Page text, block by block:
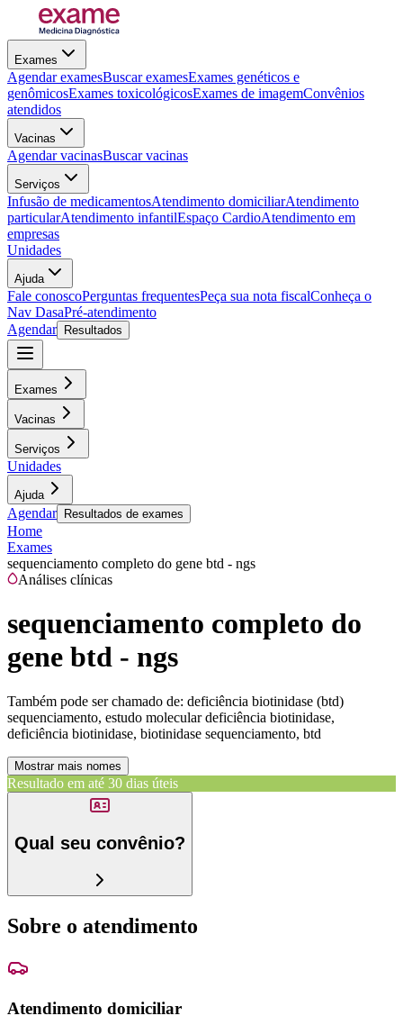
Exames
Agendar examesBuscar examesExames genéticos e
genômicosExames toxicológicosExames de imagemConvênios
atendidos
Vacinas
Agendar vacinasBuscar vacinas
Serviços
Infusão de medicamentosAtendimento domiciliarAtendimento
particularAtendimento infantilEspaço CardioAtendimento em
empresas
Unidades
Ajuda
Fale conoscoPerguntas frequentesPeça sua nota fiscalConheça o
Nav DasaPré-atendimento
Agendar
Resultados
Exames
Vacinas
Serviços
Unidades
Ajuda
Agendar Resultados de exames
Home
Exames
sequenciamento completo do gene btd - ngs
Análises clínicas
sequenciamento completo do
gene btd - ngs
Também pode ser chamado de: deficiência biotinidase (btd)
sequenciamento, estudo molecular deficiência biotinidase,
deficiência biotinidase, biotinidase sequenciamento, btd
Mostrar mais nomes
Resultado em até 30 dias úteis
Qual seu convênio?
Sobre o atendimento
Atendimento domiciliar